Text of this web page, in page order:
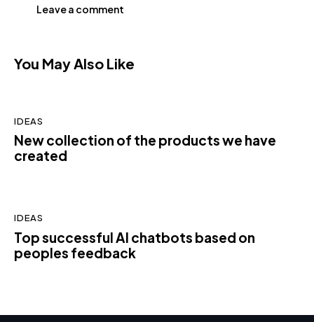
You May Also Like
IDEAS
New collection of the products we have
created
IDEAS
Top successful AI chatbots based on
peoples feedback